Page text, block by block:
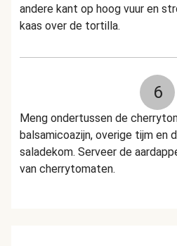
andere kant op hoog vuur en
kaas over de tortilla.
6
Meng ondertussen de
balsamicoazijn, overige tijm en
saladekom. Serveer de
van cherrytomaten.